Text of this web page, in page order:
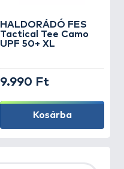
HALDORÁDÓ FES
Tactical Tee Camo
UPF 50+ XL
9.990 Ft
Kosárba